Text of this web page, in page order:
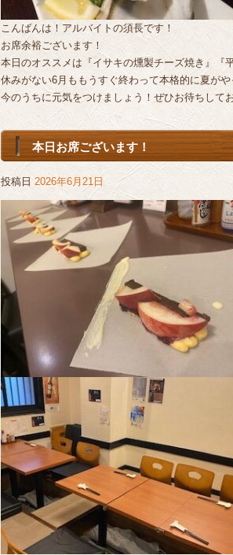
こんばんは！アルバイトの須長です！
お席余裕ございます！
本日のオススメは『イサキの燻製チーズ焼き』『
休みがない6月ももうすぐ終わって本格的に夏がや
今のうちに元気をつけましょう！ぜひお待ちして
本日お席ございます！
投稿日 2026年6月21日